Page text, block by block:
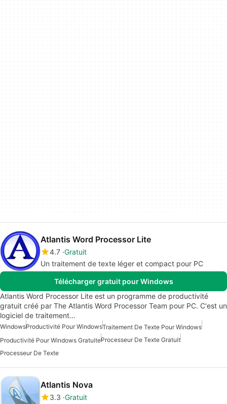
Atlantis Word Processor Lite
4.7 Gratuit
Un traitement de texte léger et compact pour PC
Télécharger gratuit pour Windows
Atlantis Word Processor Lite est un programme de productivité
gratuit créé par The Atlantis Word Processor Team pour PC. C'est un
logiciel de traitement…
WindowsProductivité Pour WindowsTraitement De Texte Pour Windows
Productivité Pour Windows GratuiteProcesseur De Texte Gratuit
Processeur De Texte
Atlantis Nova
3.3 Gratuit